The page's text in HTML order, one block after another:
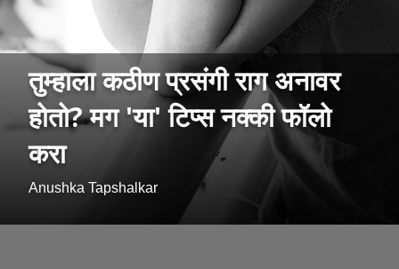
तुम्हाला कठीण प्रसंगी राग अनावर
होतो? मग 'या' टिप्स नक्की फॉलो
करा
Anushka Tapshalkar